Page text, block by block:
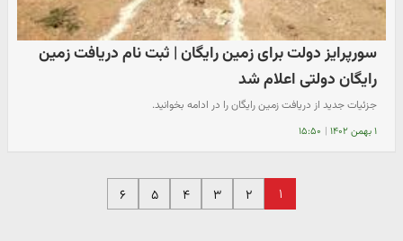
سورپرایز دولت برای زمین رایگان | ثبت نام دریافت زمین
رایگان دولتی اعلام شد
جزئیات جدید از دریافت زمین رایگان را در ادامه بخوانید.
۱ بهمن ۱۴۰۲ | ۱۵:۵۰
۱ ۲ ۳ ۴ ۵ ۶